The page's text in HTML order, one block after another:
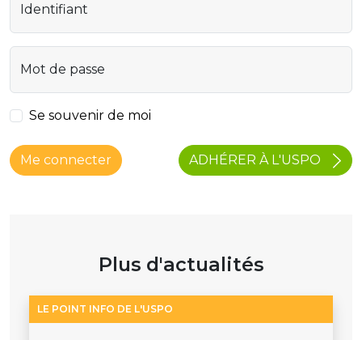
Identifiant
Mot de passe
Se souvenir de moi
Me connecter ADHÉRER À L'USPO
Plus d'actualités
LE POINT INFO DE L'USPO